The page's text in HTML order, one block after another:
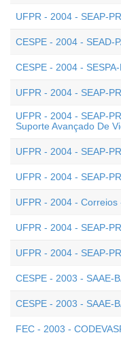
UFPR - 2004 - SEAP-
CESPE - 2004 - SEAD-
CESPE - 2004 -
UFPR - 2004 - SEAP-
UFPR - 2004 - SEAP-
Suporte Avançado De
UFPR - 2004 - SEAP-
UFPR - 2004 - SEAP-
UFPR - 2004 - Correios
UFPR - 2004 - SEAP-
UFPR - 2004 - SEAP-
CESPE - 2003 - SAAE-
CESPE - 2003 - SAAE-
FEC - 2003 -